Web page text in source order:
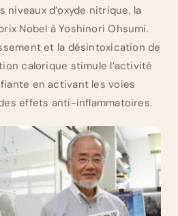
niveaux d’oxyde nitrique, la
Nobel à Yoshinori Ohsumi.
et la désintoxication de
calorique stimule l’activité
en activant les voies
effets anti-inflammatoires.